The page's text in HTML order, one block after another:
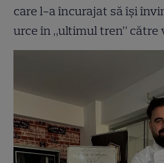
care l-a încurajat să își
urce în „ultimul tren” către